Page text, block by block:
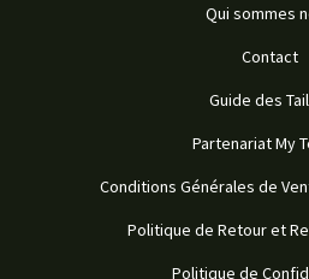
Qui sommes
Contact
Guide des
Partenariat My
Conditions Générales de
Politique de Retour et
Politique de